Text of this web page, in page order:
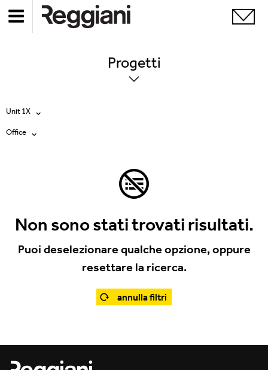
Progetti
Unit 1X
Tutti i prodotti
Mood Evo
Sistema Trybeca
Yori Surface Base
Office
Non sono stati trovati risultati.
Puoi deselezionare qualche opzione, oppure
resettare la ricerca.
annulla filtri